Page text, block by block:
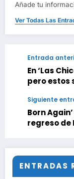
Añade tu
Ver Todas Las
Entrada
En ‘Las
pero estos
Siguiente
Born
regreso de
ENTRADAS